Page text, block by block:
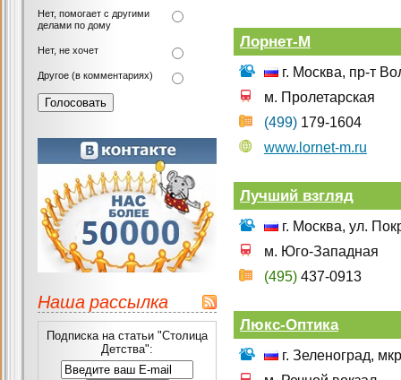
Лорнет-М
г. Москва, пр-т
м. Пролетарская
(499) 179-1604
www.lornet-m.ru
Лучший взгляд
г. Москва, ул.
м. Юго-Западная
(495) 437-0913
Люкс-Оптика
г. Зеленоград,
Нет, помогает с другими
делами по дому
Нет, не хочет
Другое (в комментариях)
Наша рассылка
Подписка на статьи "Столица
Детства":